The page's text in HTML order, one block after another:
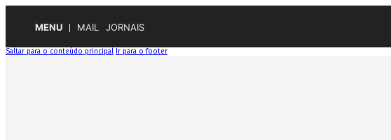
MENU MAIL JORNAIS
Saltar para o conteúdo principal Ir para o footer